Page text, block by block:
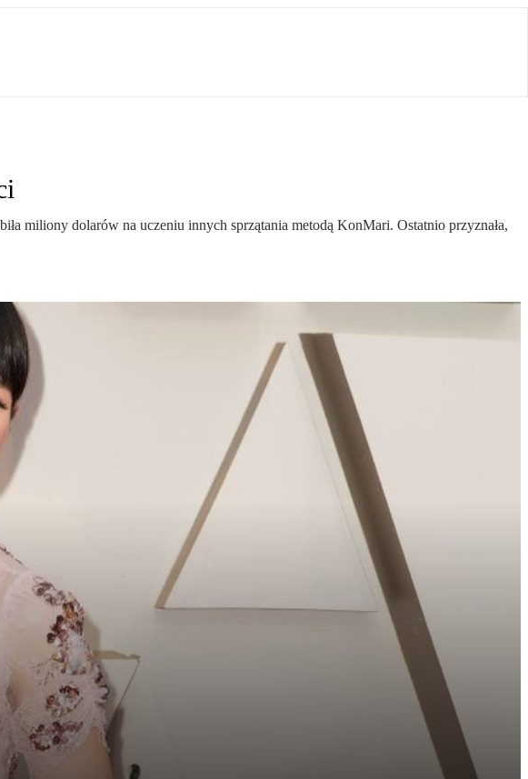
miliony dolarów na uczeniu innych sprzątania metodą KonMari. Ostatnio przyznała,